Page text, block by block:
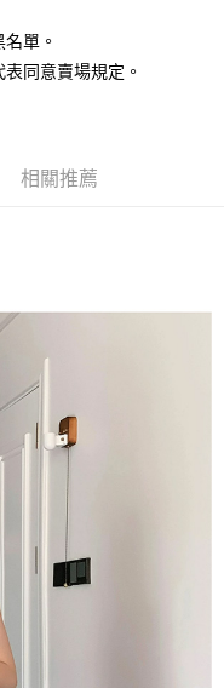
。
。
跳轉至「AFTEE先享後付」
成結帳。
的連結，可透過四大超商／
交易完成。
若您需要取消訂單，請聯絡
為有效，需透過AFTEE先享
帳頁面顯示為準，若有關於
，請聯繫「AFTEE先享後付
support/home
單。
同意賣場規定。
相關推薦